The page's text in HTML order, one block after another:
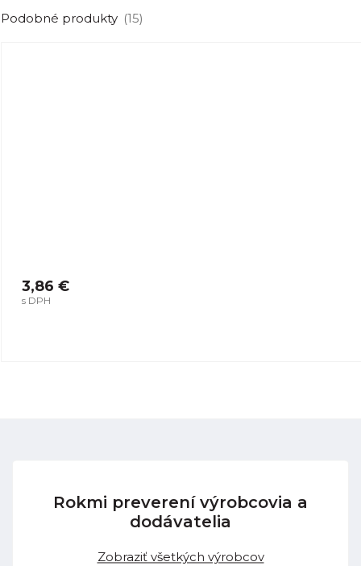
Podobné produkty (15)
3,86 €
s DPH
Rokmi preverení výrobcovia a
dodávatelia
Zobraziť všetkých výrobcov